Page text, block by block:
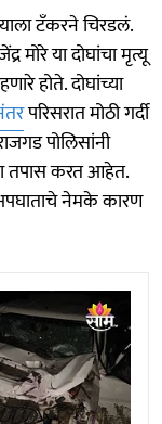
टँकरने चिरडलं.
मोरे या दोघांचा मृत्यू
होते. दोघांच्या
परिसरात मोठी गर्दी
पोलिसांनी
तपास करत आहेत.
नेमके कारण